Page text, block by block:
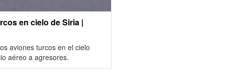
en cielo de Siria |
aviones turcos en el cielo
aéreo a agresores.